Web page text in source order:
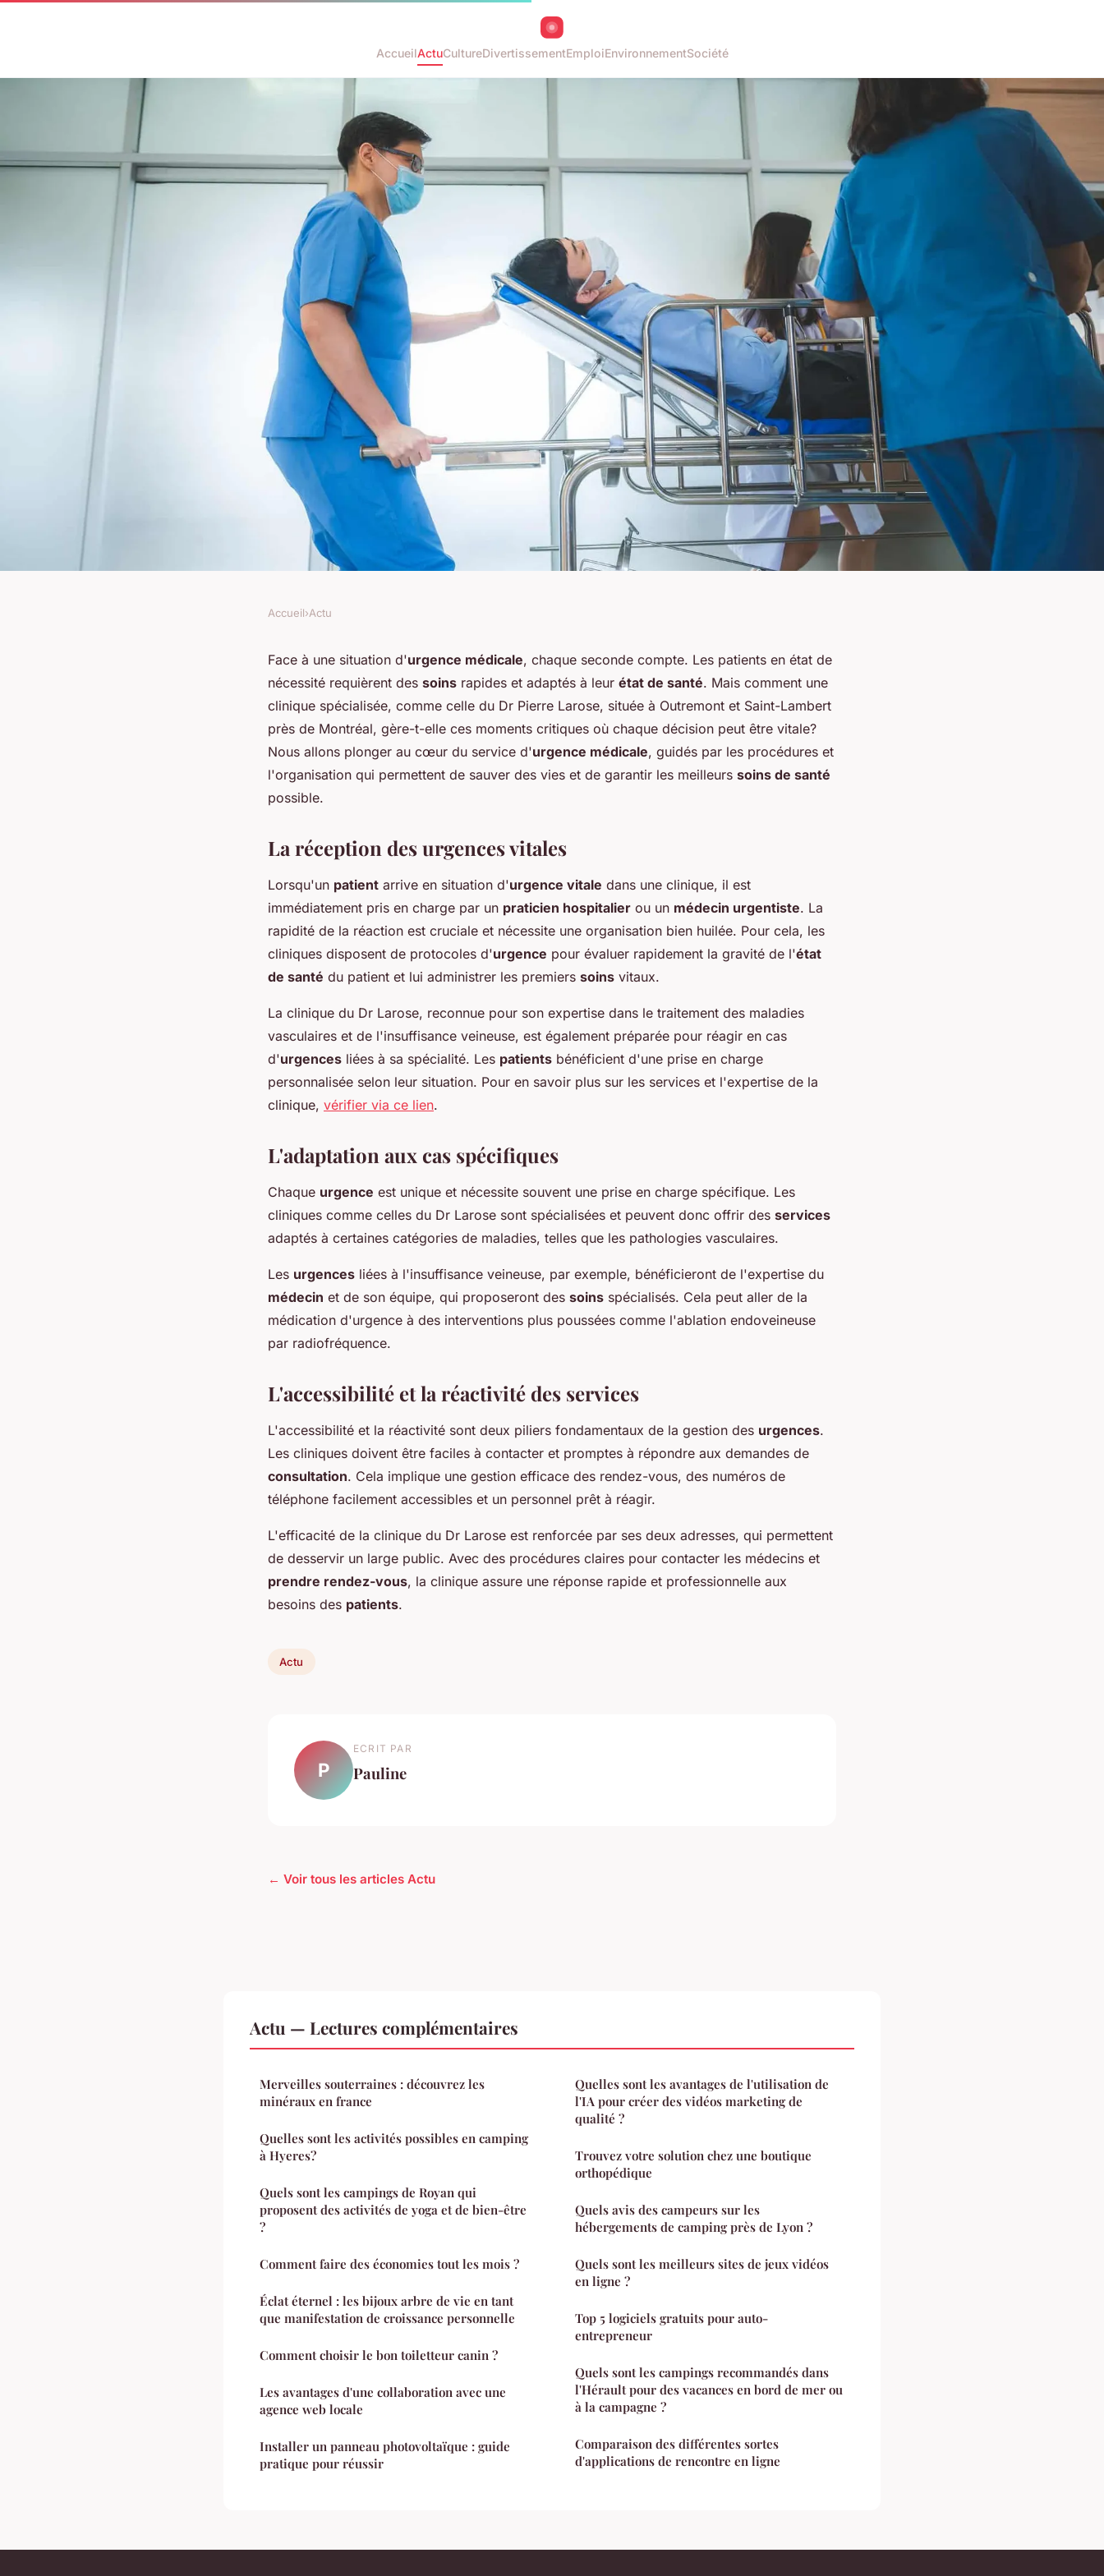
AccueilActuCultureDivertissementEmploiEnvironnementSociété
Comment la clinique gère-t-elle les
urgences médicales pour les patients?
Accueil›Actu
Face à une situation d'urgence médicale, chaque seconde compte. Les patients en état de
nécessité requièrent des soins rapides et adaptés à leur état de santé. Mais comment une
clinique spécialisée, comme celle du Dr Pierre Larose, située à Outremont et Saint-Lambert
près de Montréal, gère-t-elle ces moments critiques où chaque décision peut être vitale?
Nous allons plonger au cœur du service d'urgence médicale, guidés par les procédures et
l'organisation qui permettent de sauver des vies et de garantir les meilleurs soins de santé
possible.
La réception des urgences vitales
Lorsqu'un patient arrive en situation d'urgence vitale dans une clinique, il est
immédiatement pris en charge par un praticien hospitalier ou un médecin urgentiste. La
rapidité de la réaction est cruciale et nécessite une organisation bien huilée. Pour cela, les
cliniques disposent de protocoles d'urgence pour évaluer rapidement la gravité de l'état
de santé du patient et lui administrer les premiers soins vitaux.
La clinique du Dr Larose, reconnue pour son expertise dans le traitement des maladies
vasculaires et de l'insuffisance veineuse, est également préparée pour réagir en cas
d'urgences liées à sa spécialité. Les patients bénéficient d'une prise en charge
personnalisée selon leur situation. Pour en savoir plus sur les services et l'expertise de la
clinique, vérifier via ce lien.
L'adaptation aux cas spécifiques
Chaque urgence est unique et nécessite souvent une prise en charge spécifique. Les
cliniques comme celles du Dr Larose sont spécialisées et peuvent donc offrir des services
adaptés à certaines catégories de maladies, telles que les pathologies vasculaires.
Les urgences liées à l'insuffisance veineuse, par exemple, bénéficieront de l'expertise du
médecin et de son équipe, qui proposeront des soins spécialisés. Cela peut aller de la
médication d'urgence à des interventions plus poussées comme l'ablation endoveineuse
par radiofréquence.
L'accessibilité et la réactivité des services
L'accessibilité et la réactivité sont deux piliers fondamentaux de la gestion des urgences.
Les cliniques doivent être faciles à contacter et promptes à répondre aux demandes de
consultation. Cela implique une gestion efficace des rendez-vous, des numéros de
téléphone facilement accessibles et un personnel prêt à réagir.
L'efficacité de la clinique du Dr Larose est renforcée par ses deux adresses, qui permettent
de desservir un large public. Avec des procédures claires pour contacter les médecins et
prendre rendez-vous, la clinique assure une réponse rapide et professionnelle aux
besoins des patients.
Actu
P
ECRIT PAR
Pauline
← Voir tous les articles Actu
Actu — Lectures complémentaires
Merveilles souterraines : découvrez les
minéraux en france
Quelles sont les activités possibles en camping
à Hyeres?
Quels sont les campings de Royan qui
proposent des activités de yoga et de bien-être
?
Comment faire des économies tout les mois ?
Éclat éternel : les bijoux arbre de vie en tant
que manifestation de croissance personnelle
Comment choisir le bon toiletteur canin ?
Les avantages d'une collaboration avec une
agence web locale
Installer un panneau photovoltaïque : guide
pratique pour réussir
Quelles sont les avantages de l'utilisation de
l'IA pour créer des vidéos marketing de
qualité ?
Trouvez votre solution chez une boutique
orthopédique
Quels avis des campeurs sur les
hébergements de camping près de Lyon ?
Quels sont les meilleurs sites de jeux vidéos
en ligne ?
Top 5 logiciels gratuits pour auto-
entrepreneur
Quels sont les campings recommandés dans
l'Hérault pour des vacances en bord de mer ou
à la campagne ?
Comparaison des différentes sortes
d'applications de rencontre en ligne